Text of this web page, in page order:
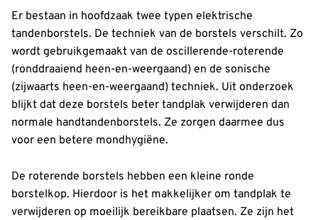
Er bestaan in hoofdzaak twee typen elektrische
tandenborstels. De techniek van de borstels verschilt. Zo
wordt gebruikgemaakt van de oscillerende-roterende
(ronddraaiend heen-en-weergaand) en de sonische
(zijwaarts heen-en-weergaand) techniek. Uit onderzoek
blijkt dat deze borstels beter tandplak verwijderen dan
normale handtandenborstels. Ze zorgen daarmee dus
voor een betere mondhygiëne.
De roterende borstels hebben een kleine ronde
borstelkop. Hierdoor is het makkelijker om tandplak te
verwijderen op moeilijk bereikbare plaatsen. Ze zijn het